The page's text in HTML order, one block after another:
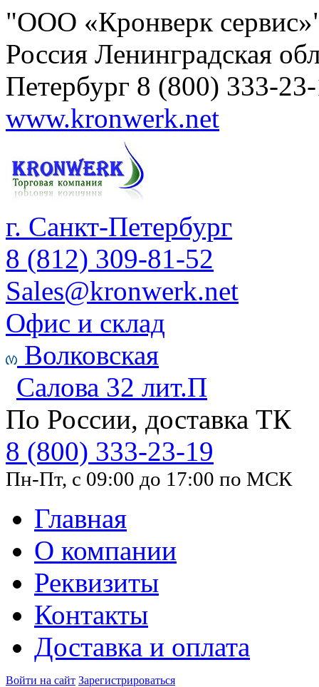
"ООО «Кронверк
Россия Ленинградская
Петербург 8 (800) 333-
www.kronwerk.net
г. Санкт-Петербург
8 (812) 309-81-52
Sales@kronwerk.net
Офис и склад
Волковская
Салова 32 лит.П
По России, доставка ТК
8 (800) 333-23-19
Пн-Пт, с 09:00 до 17:00 по МСК
Главная
О компании
Реквизиты
Контакты
Доставка и оплата
Войти на сайт Зарегистрироваться